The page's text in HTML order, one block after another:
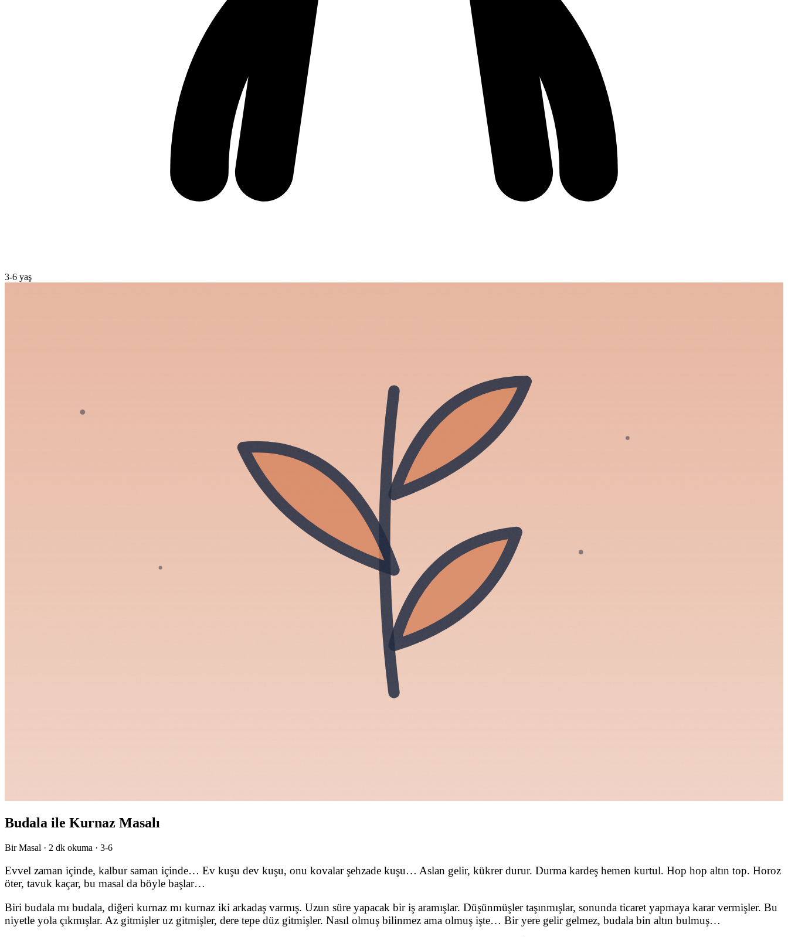
3-6 yaş
Budala ile Kurnaz Masalı
Bir Masal · 2 dk okuma · 3-6
Evvel zaman içinde, kalbur saman içinde… Ev kuşu dev kuşu, onu kovalar şehzade kuşu… Aslan gelir, kükrer durur. Durma kardeş hemen kurtul. Hop hop altın top. Horoz
öter, tavuk kaçar, bu masal da böyle başlar…
Biri budala mı budala, diğeri kurnaz mı kurnaz iki arkadaş varmış. Uzun süre yapacak bir iş aramışlar. Düşünmüşler taşınmışlar, sonunda ticaret yapmaya karar vermişler. Bu
niyetle yola çıkmışlar. Az gitmişler uz gitmişler, dere tepe düz gitmişler. Nasıl olmuş bilinmez ama olmuş işte… Bir yere gelir gelmez, budala bin altın bulmuş…